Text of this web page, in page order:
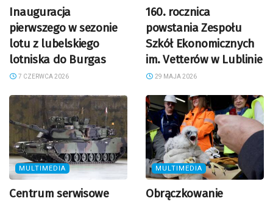
Inauguracja
pierwszego w sezonie
lotu z lubelskiego
lotniska do Burgas
7 CZERWCA 2026
160. rocznica
powstania Zespołu
Szkół Ekonomicznych
im. Vetterów w Lublinie
29 MAJA 2026
MULTIMEDIA
Centrum serwisowe
MULTIMEDIA
Obrączkowanie